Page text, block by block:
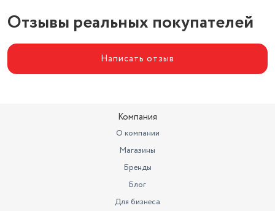
Отзывы реальных покупателей
Написать отзыв
Компания
О компании
Магазины
Бренды
Блог
Для бизнеса